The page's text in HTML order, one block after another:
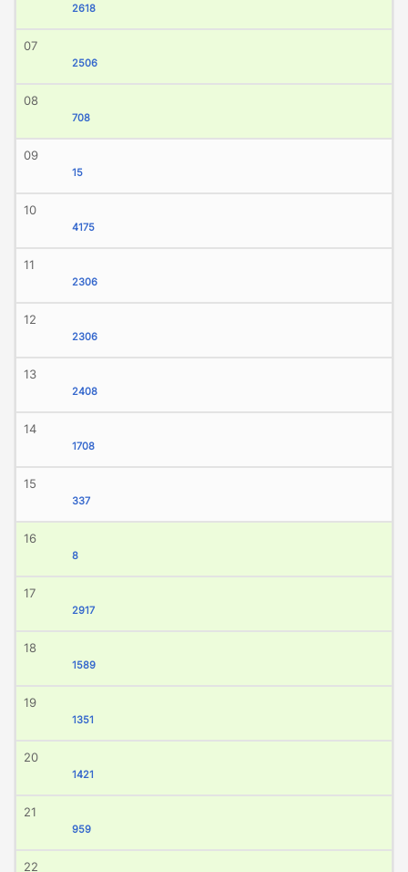
2618
07
2506
08
708
09
15
10
4175
11
2306
12
2306
13
2408
14
1708
15
337
16
8
17
2917
18
1589
19
1351
20
1421
21
959
22